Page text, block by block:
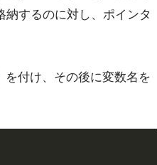
するのに対し、ポインタ
を付け、その後に変数名を